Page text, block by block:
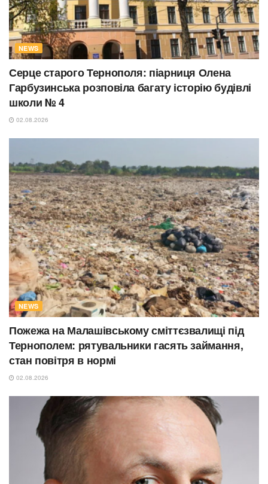
NEWS
Серце старого Тернополя: піарниця Олена
Гарбузинська розповіла багату історію будівлі
школи № 4
02.08.2026
NEWS
Пожежа на Малашівському сміттєзвалищі під
Тернополем: рятувальники гасять займання,
стан повітря в нормі
02.08.2026